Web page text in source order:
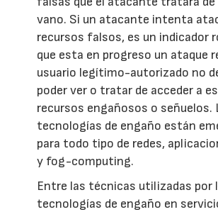
vano. Si un atacante intenta
recursos falsos, es un indicador
que esta en progreso un ataque
usuario legítimo-autorizado no
poder ver o tratar de acceder a
recursos engañosos o señuelos.
tecnologías de engaño están
para todo tipo de redes,
y fog-computing.
Entre las técnicas utilizadas por
tecnologías de engaño en